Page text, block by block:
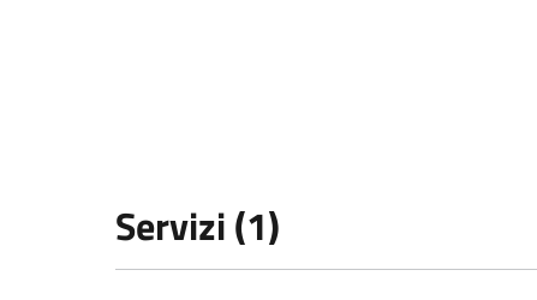
Servizi (1)